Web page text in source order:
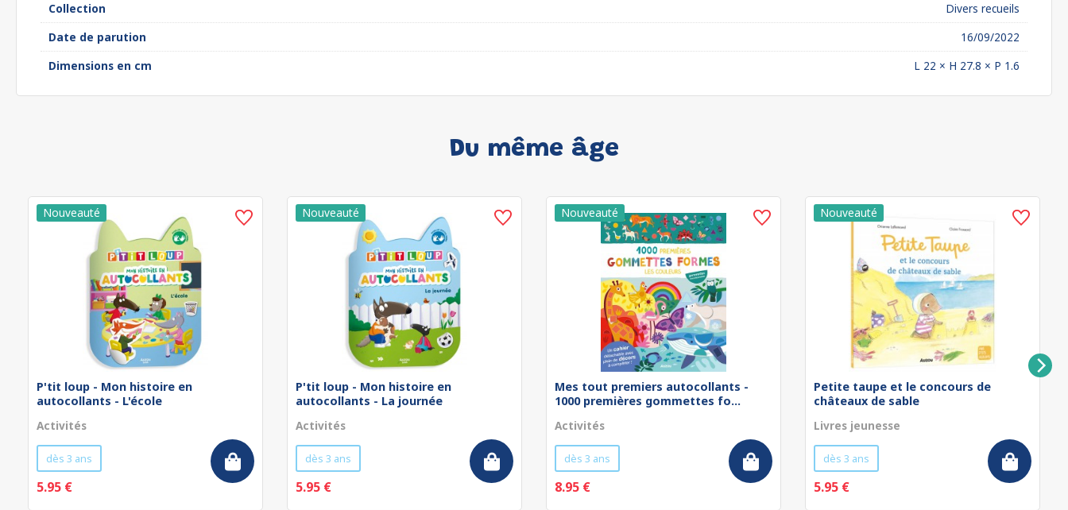
Collection
Divers recueils
Date de parution
16/09/2022
Dimensions en cm
L 22 × H 27.8 × P 1.6
Du même âge
P'tit loup - Mon histoire en
autocollants - L'école
Activités
dès 3 ans
5.95 €
P'tit loup - Mon histoire en
autocollants - La journée
Activités
dès 3 ans
5.95 €
Mes tout premiers autocollants -
1000 premières gommettes fo...
Activités
dès 3 ans
8.95 €
Petite taupe et le concours de
châteaux de sable
Livres jeunesse
dès 3 ans
5.95 €